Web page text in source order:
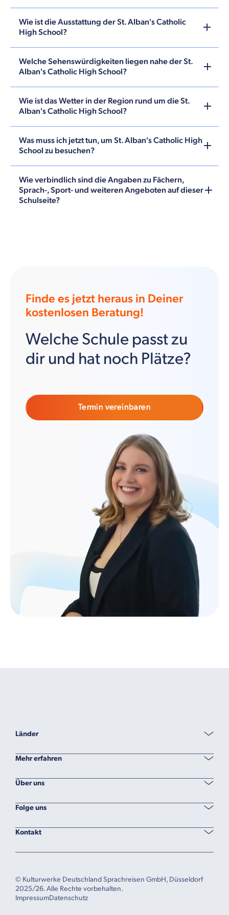
Wie ist die Ausstattung der St. Alban's Catholic
High School?
Welche Sehenswürdigkeiten liegen nahe der St.
Alban's Catholic High School?
Wie ist das Wetter in der Region rund um die St.
Alban's Catholic High School?
Was muss ich jetzt tun, um St. Alban's Catholic High
School zu besuchen?
Wie verbindlich sind die Angaben zu Fächern,
Sprach-, Sport- und weiteren Angeboten auf dieser
Schulseite?
Finde es jetzt heraus in Deiner
kostenlosen Beratung!
Welche Schule passt zu
dir und hat noch Plätze?
Termin vereinbaren
Länder
Mehr erfahren
Über uns
Folge uns
Kontakt
© Kulturwerke Deutschland Sprachreisen GmbH, Düsseldorf
2025/26. Alle Rechte vorbehalten.
ImpressumDatenschutz